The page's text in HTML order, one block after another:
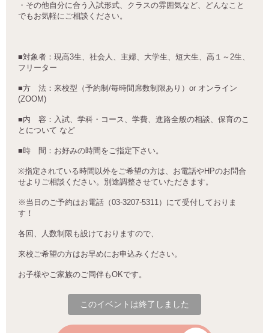
・その他自分に合う入試形式、クラスの雰囲気など、どんなこと
でもお気軽にご相談ください。
■対象者：現高3生、社会人、主婦、大学生、短大生、高１～ 2生、
フリーター
■方 法：来校型（予約制 /毎時間席数制限あり） or オンライン
(ZOOM)
■内 容：入試、学科・コース、学費、進路全般の相談、保育のこ
とについて など
■時 間：お好みの時間をご指定下さい。
※指定されている時間以外をご希望の方は、お電話やHPのお問合
せよりご相談ください。別途調整させていただきます。
※当日のご予約はお電話（03-3207-5311）にて受付しておりま
す！
各回、人数制限も設けておりますので、
来校ご希望の方はお早めにお申込みください。
お子様やご家族のご同伴もOKです。
このイベントは終了しました